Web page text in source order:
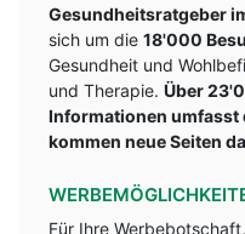
Gesundheitsratgeber
sich um die 18'000
Gesundheit und
und Therapie. Über
Informationen umfasst
kommen neue Seiten
Für Ihre